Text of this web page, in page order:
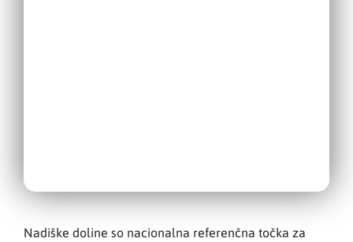
Nadiške doline so nacionalna referenčna točka za